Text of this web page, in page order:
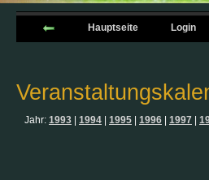
Hauptseite Login
Jahr: 1993 1994 1995 1996 1997